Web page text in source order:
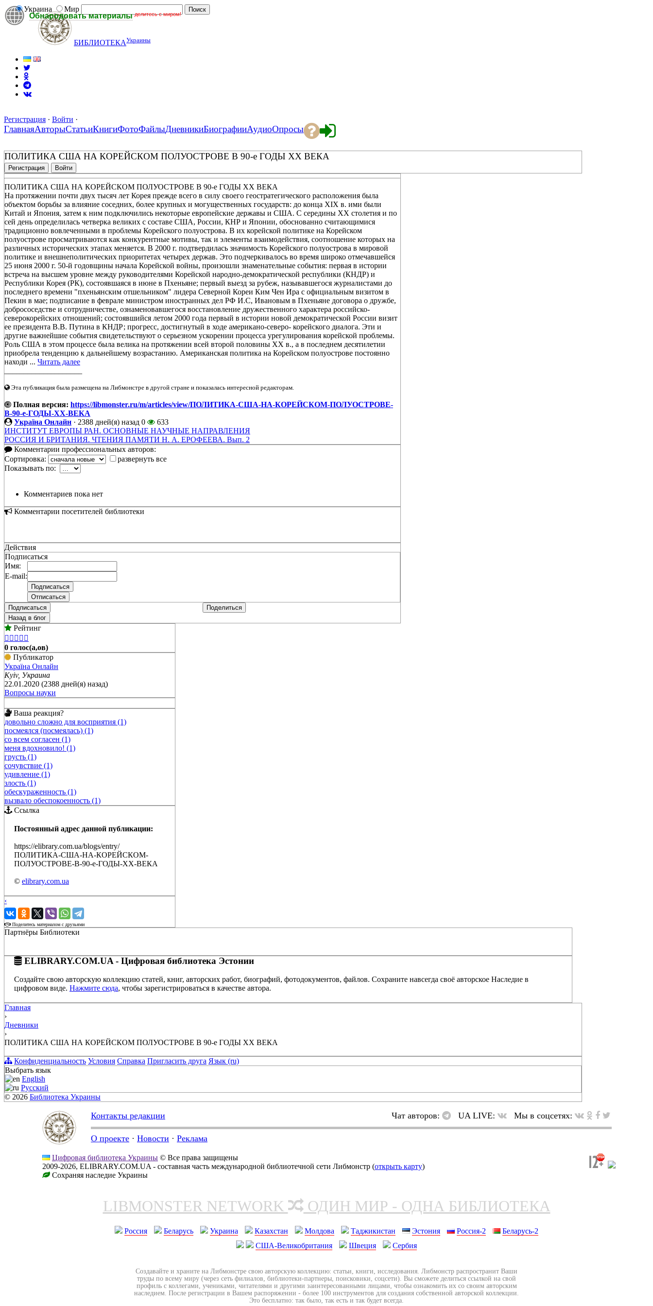
Обнародовать материалы делитесь с миром!
Украина Мир
БИБЛИОТЕКАУкраины
Регистрация · Войти ·
ГлавнаяАвторыСтатьиКнигиФотоФайлыДневникиБиографииАудиоОпросы
ПОЛИТИКА США НА КОРЕЙСКОМ ПОЛУОСТРОВЕ В 90-е ГОДЫ XX ВЕКА
Регистрация Войти
ПОЛИТИКА США НА КОРЕЙСКОМ ПОЛУОСТРОВЕ В 90-е ГОДЫ XX ВЕКА
На протяжении почти двух тысяч лет Корея прежде всего в силу своего геостратегического расположения была
объектом борьбы за влияние соседних, более крупных и могущественных государств: до конца XIX в. ими были
Китай и Япония, затем к ним подключились некоторые европейские державы и США. С середины XX столетия и по
сей день определилась четверка великих с составе США, России, КНР и Японии, обоснованно считающимися
традиционно вовлеченными в проблемы Корейского полуострова. В их корейской политике на Корейском
полуострове просматриваются как конкурентные мотивы, так и элементы взаимодействия, соотношение которых на
различных исторических этапах меняется. В 2000 г. подтвердилась значимость Корейского полуострова в мировой
политике и внешнеполитических приоритетах четырех держав. Это подчеркивалось во время широко отмечавшейся
25 июня 2000 г. 50-й годовщины начала Корейской войны, произошли знаменательные события: первая в истории
встреча на высшем уровне между руководителями Корейской народно-демократической республики (КНДР) и
Республики Корея (РК), состоявшаяся в июне в Пхеньяне; первый выезд за рубеж, называвшегося журналистами до
последнего времени "пхеньянским отшельником" лидера Северной Кореи Ким Чен Ира с официальным визитом в
Пекин в мае; подписание в феврале министром иностранных дел РФ И.С, Ивановым в Пхеньяне договора о дружбе,
добрососедстве и сотрудничестве, ознаменовавшегося восстановление дружественного характера российско-
северокорейских отношений; состоявшийся летом 2000 года первый в истории новой демократической России визит
ее президента В.В. Путина в КНДР; прогресс, достигнутый в ходе американо-северо- корейского диалога. Эти и
другие важнейшие события свидетельствуют о серьезном ускорении процесса урегулирования корейской проблемы.
Роль США в этом процессе была велика на протяжении всей второй половины XX в., а в последнем десятилетии
приобрела тенденцию к дальнейшему возрастанию. Американская политика на Корейском полуострове постоянно
находи ... Читать далее
Эта публикация была размещена на Либмонстре в другой стране и показалась интересной редакторам.
Полная версия: https://libmonster.ru/m/articles/view/ПОЛИТИКА-США-НА-КОРЕЙСКОМ-ПОЛУОСТРОВЕ-
В-90-е-ГОДЫ-XX-ВЕКА
Україна Онлайн · 2388 дней(я) назад 0
633
ИНСТИТУТ ЕВРОПЫ РАН. ОСНОВНЫЕ НАУЧНЫЕ НАПРАВЛЕНИЯ
РОССИЯ И БРИТАНИЯ. ЧТЕНИЯ ПАМЯТИ Н. А. ЕРОФЕЕВА. Вып. 2
Комментарии профессиональных авторов:
Сортировка:
развернуть все
Показывать по:
Комментариев пока нет
Комментарии посетителей библиотеки
Действия
Подписаться
Имя:
E-mail:
Подписаться
Поделиться
Назад в блог
Рейтинг
    
0 голос(а,ов)
Публикатор
Україна Онлайн
Kyiv, Украина
22.01.2020 (2388 дней(я) назад)
Вопросы науки
Ваша реакция?
довольно сложно для восприятия (1)
посмеялся (посмеялась) (1)
со всем согласен (1)
меня вдохновило! (1)
грусть (1)
сочувствие (1)
удивление (1)
злость (1)
обескураженность (1)
вызвало обеспокоенность (1)
Ссылка
Постоянный адрес данной публикации:
https://elibrary.com.ua/blogs/entry/
ПОЛИТИКА-США-НА-КОРЕЙСКОМ-
ПОЛУОСТРОВЕ-В-90-е-ГОДЫ-XX-ВЕКА
© elibrary.com.ua
‹
›
Поделитесь материалом с друзьями
Партнёры Библиотеки
ELIBRARY.COM.UA - Цифровая библиотека Эстонии
Создайте свою авторскую коллекцию статей, книг, авторских работ, биографий, фотодокументов, файлов. Сохраните навсегда своё авторское Наследие в
цифровом виде. Нажмите сюда, чтобы зарегистрироваться в качестве автора.
Главная
›
Дневники
›
ПОЛИТИКА США НА КОРЕЙСКОМ ПОЛУОСТРОВЕ В 90-е ГОДЫ XX ВЕКА
Конфиденциальность Условия Справка Пригласить друга Язык (ru)
Выбрать язык
English
Русский
© 2026 Библиотека Украины
Контакты редакции Чат авторов: UA LIVE: Мы в соцсетях:
О проекте · Новости · Реклама
Цифровая библиотека Украины © Все права защищены
2009-2026, ELIBRARY.COM.UA - составная часть международной библиотечной сети Либмонстр (открыть карту)
Сохраняя наследие Украины
LIBMONSTER NETWORK ОДИН МИР - ОДНА БИБЛИОТЕКА
Россия Беларусь Украина Казахстан Молдова Таджикистан Эстония Россия-2
Беларусь-2
США-Великобритания
Швеция Сербия
Создавайте и храните на Либмонстре свою авторскую коллекцию: статьи, книги, исследования. Либмонстр распространит Ваши
труды по всему миру (через сеть филиалов, библиотеки-партнеры, поисковики, соцсети). Вы сможете делиться ссылкой на свой
профиль с коллегами, учениками, читателями и другими заинтересованными лицами, чтобы ознакомить их со своим авторским
наследием. После регистрации в Вашем распоряжении - более 100 инструментов для создания собственной авторской коллекции.
Это бесплатно: так было, так есть и так будет всегда.